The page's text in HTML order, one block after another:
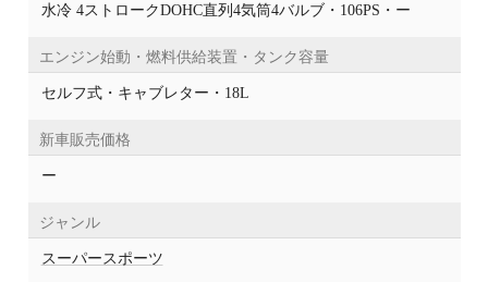
水冷 4ストロークDOHC直列4気筒4バルブ・106PS・ー
エンジン始動・燃料供給装置・タンク容量
セルフ式・キャブレター・18L
新車販売価格
ー
ジャンル
スーパースポーツ